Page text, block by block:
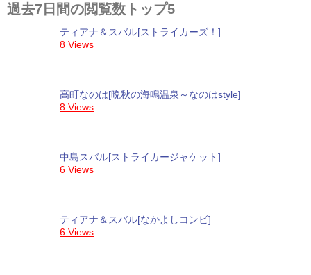
過去7日間の閲覧数トップ5
ティアナ＆スバル[ストライカーズ！]
8 Views
高町なのは[晩秋の海鳴温泉～なのはstyle]
8 Views
中島スバル[ストライカージャケット]
6 Views
ティアナ＆スバル[なかよしコンビ]
6 Views